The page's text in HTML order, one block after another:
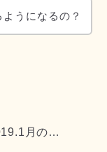
うになるの？
月の…